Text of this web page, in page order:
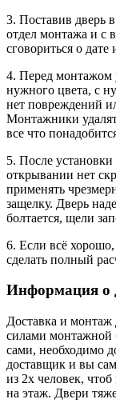
3. Поставив дверь
отдел монтажа и с
сговориться о
4. Перед монтажом
нужного цвета, с
нет повреждений
Монтажники
все что
5. После
открывании нет
применять
защелку. Дверь
болтается, щели
6. Если всё
сделать полный
Информация о
Доставка и монтаж
силами монтажной
сами, необходимо
доставщик и вы
из 2х человек,
на этаж. Двери